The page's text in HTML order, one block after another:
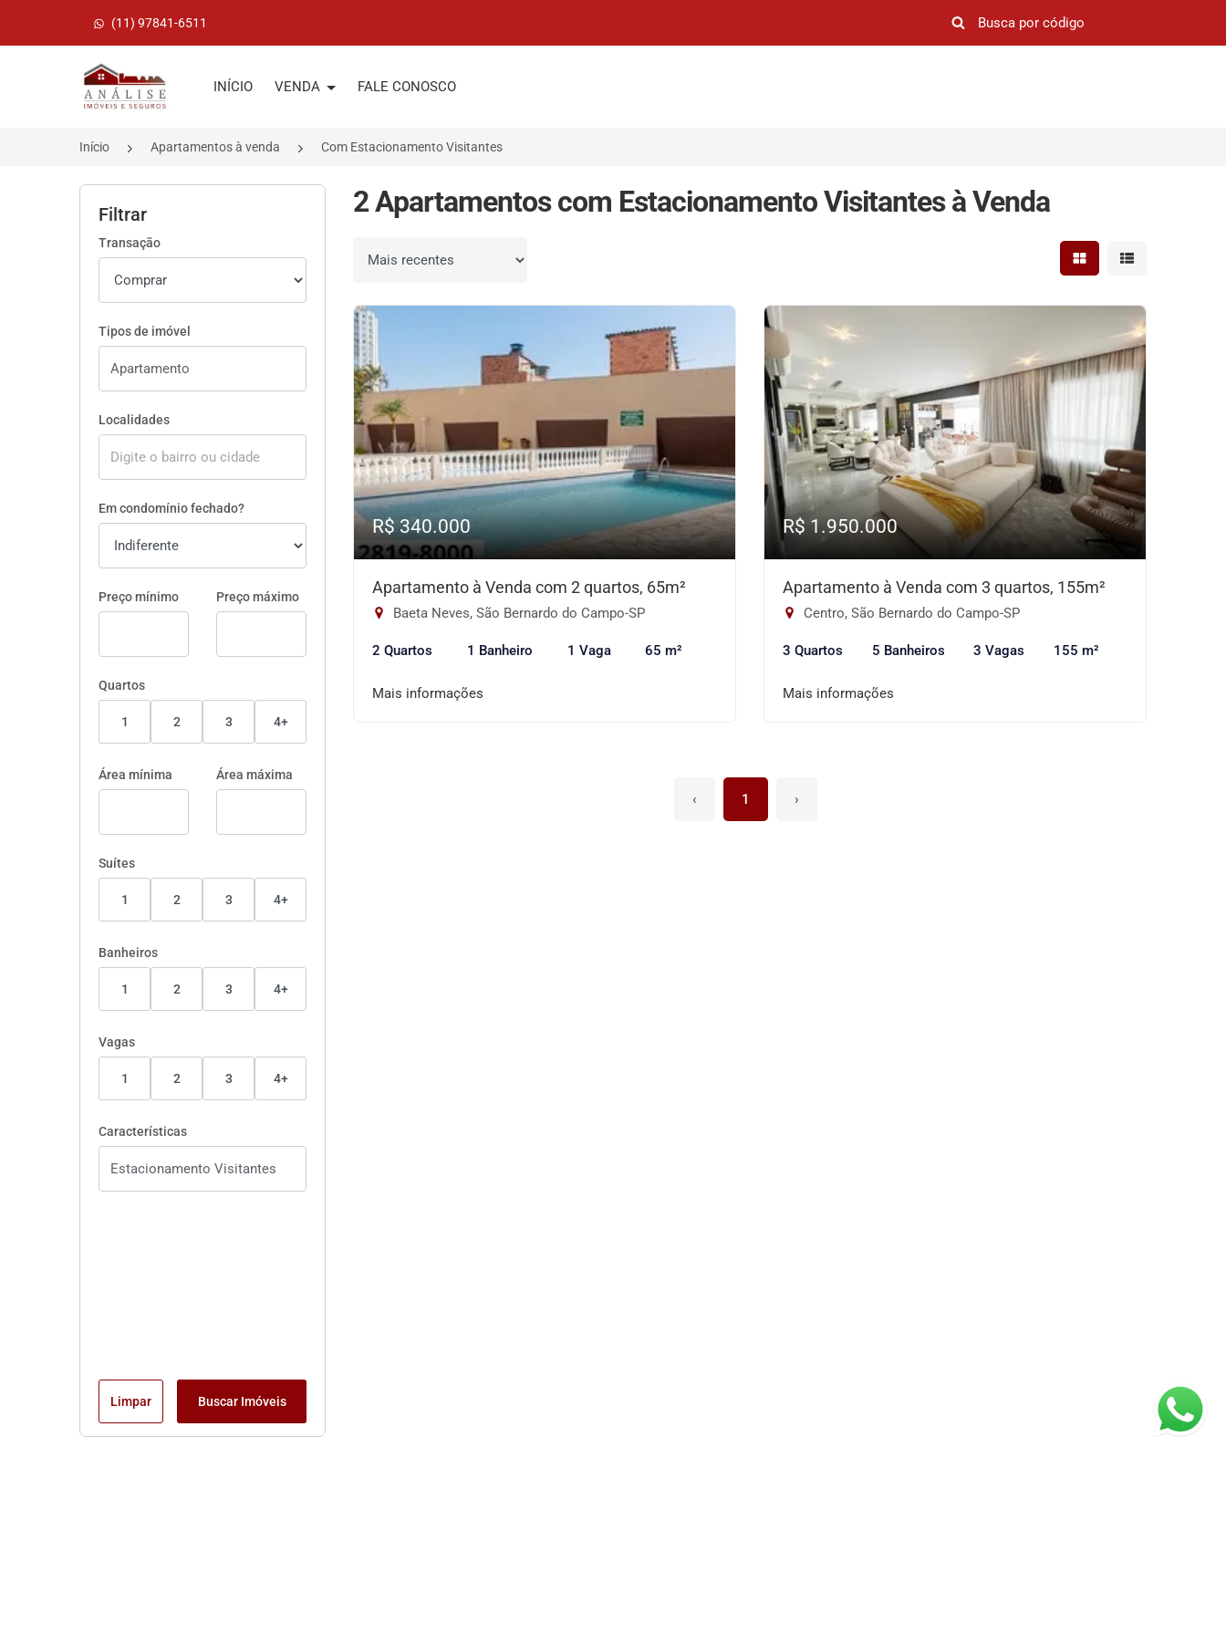
(11) 97841-6511
Página inicial
INÍCIO VENDA FALE CONOSCO
Início Apartamentos à venda Com Estacionamento Visitantes
Filtrar
Transação
Tipos de imóvel
Localidades
Em condomínio fechado?
Preço mínimo Preço máximo
Quartos
1 2 3 4+
Área mínima Área máxima
Suítes
1 2 3 4+
Banheiros
1 2 3 4+
Vagas
1 2 3 4+
Características
Limpar Buscar Imóveis
2 Apartamentos com Estacionamento Visitantes à Venda
Ordenar por Mostrar resultados em
Mostrar
R$ 340.000
Apartamento à Venda com 2 quartos, 65m²
Baeta Neves, São Bernardo do Campo-SP
2 Quartos 1 Banheiro 1 Vaga 65 m²
Mais informações
R$ 1.950.000
Apartamento à Venda com 3 quartos, 155m²
Centro, São Bernardo do Campo-SP
3 Quartos 5 Banheiros 3 Vagas 155 m²
Mais informações
‹ 1 ›